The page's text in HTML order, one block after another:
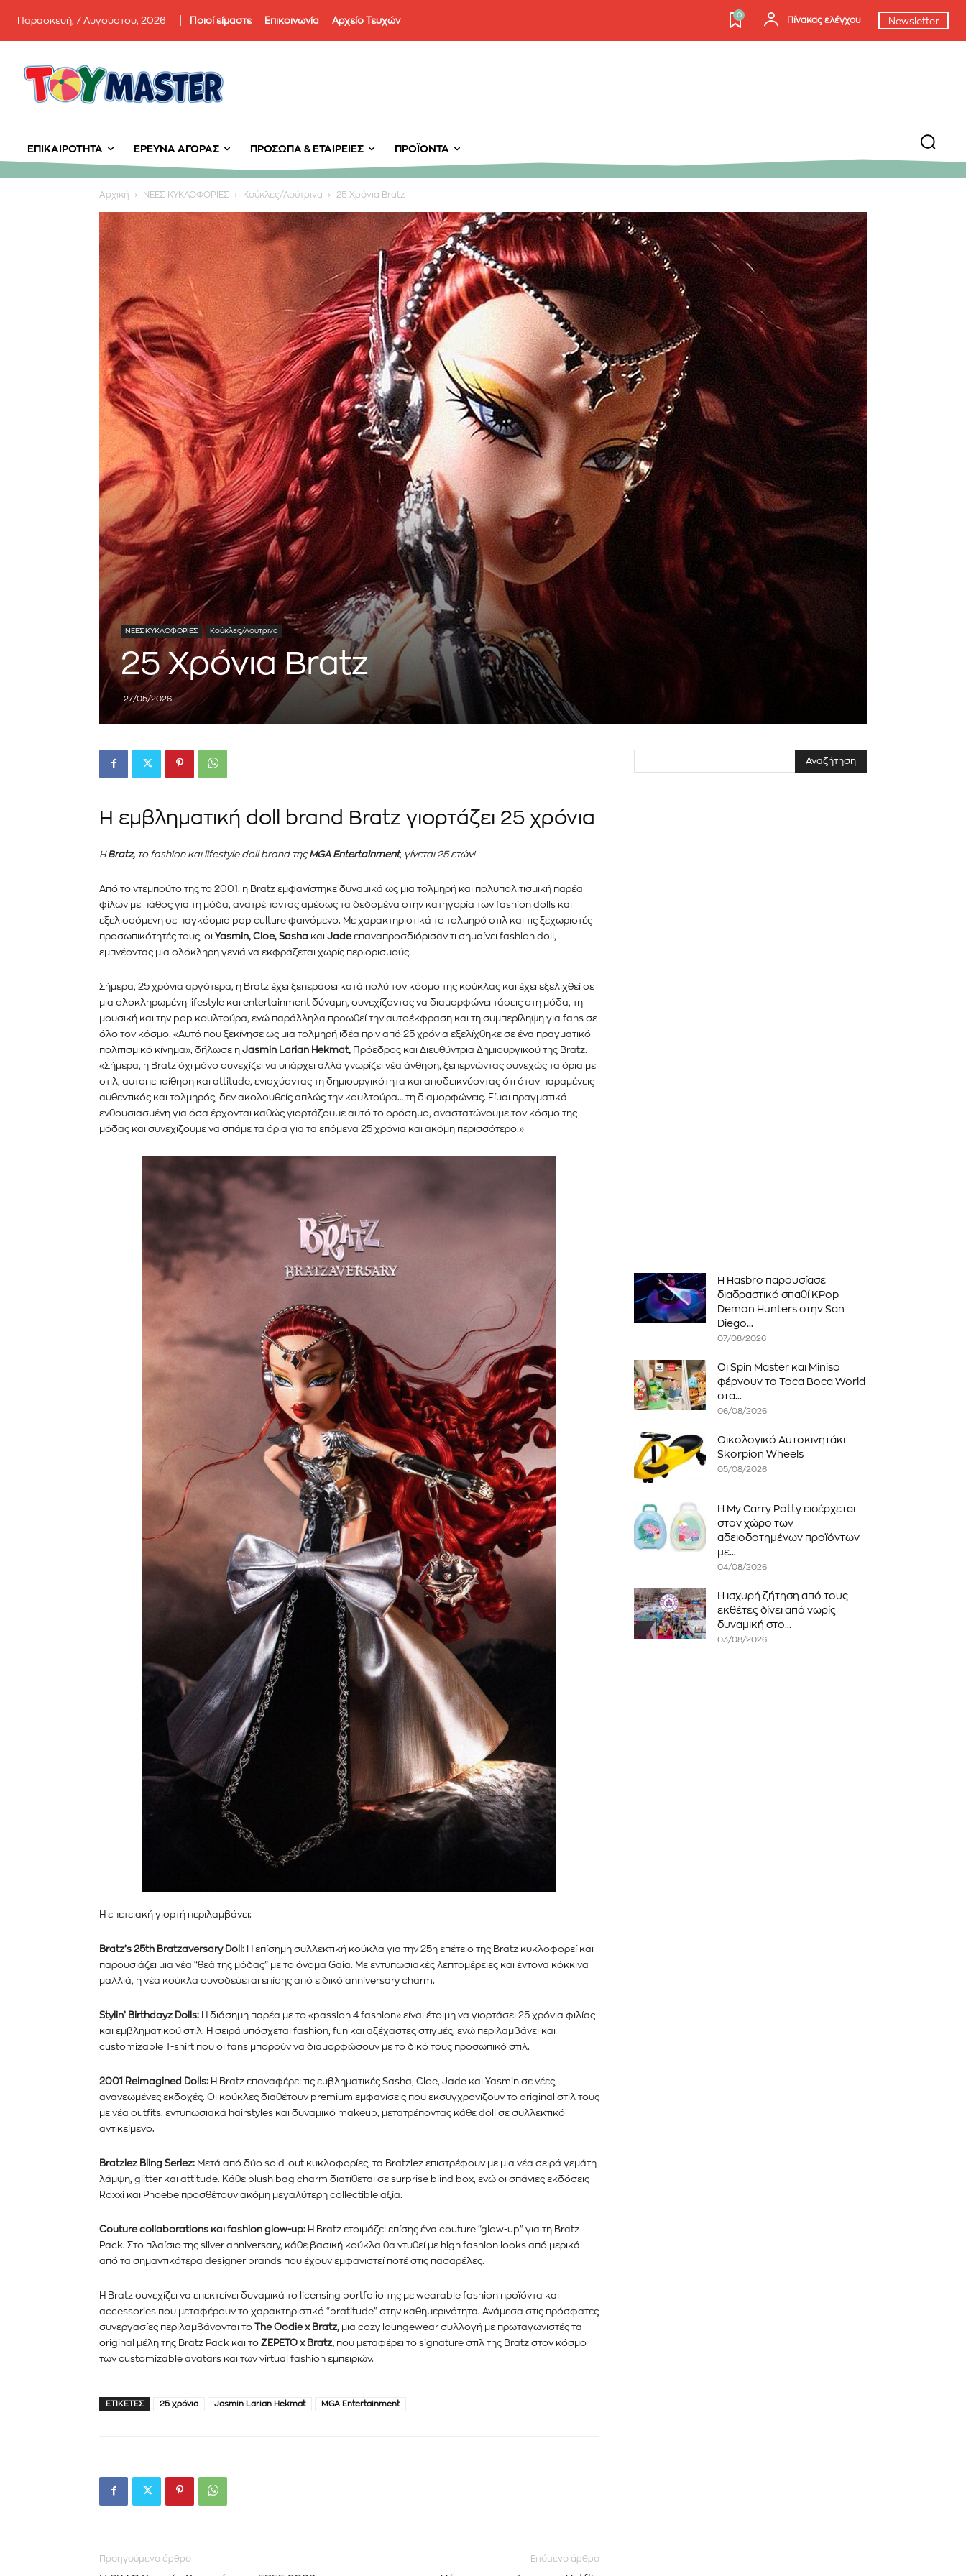
Εγγραφείτε στο Newsletter του
PetshopMarket.gr και ενημερωθείτε
πρώτοι για τα νέα προϊόντα και τις
εξελίξεις της αγοράς.
Για να εγγραφείτε, απλώς εισάγετε τη διεύθυνση email σας στον ιστότοπό μας ή
κάντε κλικ στο κουμπί εγγραφής παρακάτω. Μην ανησυχείτε, σεβόμαστε την
ιδιωτικότητά σας και δεν θα σας στείλουμε ανεπιθύμητα μηνύματα. Οι πληροφορίες
σας είναι ασφαλείς μαζί μας.
Διάβασα και αποδέχομαι την Πολιτική Απορρήτου
Παρασκευή, 7 Αυγούστου, 2026 Ποιοί είμαστε Επικοινωνία Αρχείο Τευχών
0
Πίνακας ελέγχου Newsletter
ΕΠΙΚΑΙΡΌΤΗΤΑ ΈΡΕΥΝΑ ΑΓΟΡΆΣ ΠΡΌΣΩΠΑ & ΕΤΑΙΡΕΊΕΣ ΠΡΟΪΌΝΤΑ
Αρχική ΝΕΕΣ ΚΥΚΛΟΦΟΡΙΕΣ Κούκλες/Λούτρινα 25 Χρόνια Bratz
ΝΕΕΣ ΚΥΚΛΟΦΟΡΙΕΣ Κούκλες/Λούτρινα
25 Χρόνια Bratz
27/05/2026
Η εμβληματική doll brand Bratz γιορτάζει 25 χρόνια
ΗBratz, το fashion και lifestyle doll brand τηςMGA Entertainment, γίνεται 25 ετών!
Από το ντεμπούτο της το 2001, η Bratz εμφανίστηκε δυναμικά ως μια τολμηρή και πολυπολιτισμική παρέα
φίλων με πάθος για τη μόδα, ανατρέποντας αμέσως τα δεδομένα στην κατηγορία των fashion dolls και
εξελισσόμενη σε παγκόσμιο pop culture φαινόμενο. Με χαρακτηριστικά το τολμηρό στιλ και τις ξεχωριστές
προσωπικότητές τους, οι Yasmin, Cloe, Sasha και Jadeεπαναπροσδιόρισαν τι σημαίνει fashion doll,
εμπνέοντας μια ολόκληρη γενιά να εκφράζεται χωρίς περιορισμούς.
Σήμερα, 25 χρόνια αργότερα, η Bratz έχει ξεπεράσει κατά πολύ τον κόσμο της κούκλας και έχει εξελιχθεί σε
μια ολοκληρωμένη lifestyle και entertainment δύναμη, συνεχίζοντας να διαμορφώνει τάσεις στη μόδα, τη
μουσική και την pop κουλτούρα, ενώ παράλληλα προωθεί την αυτοέκφραση και τη συμπερίληψη για fans σε
όλο τον κόσμο. «Αυτό που ξεκίνησε ως μια τολμηρή ιδέα πριν από 25 χρόνια εξελίχθηκε σε ένα πραγματικό
πολιτισμικό κίνημα», δήλωσε η Jasmin Larian Hekmat, Πρόεδρος και Διευθύντρια Δημιουργικού της Bratz.
«Σήμερα, η Bratz όχι μόνο συνεχίζει να υπάρχει αλλά γνωρίζει νέα άνθηση, ξεπερνώντας συνεχώς τα όρια με
στιλ, αυτοπεποίθηση και attitude, ενισχύοντας τη δημιουργικότητα και αποδεικνύοντας ότι όταν παραμένεις
αυθεντικός και τολμηρός, δεν ακολουθείς απλώς την κουλτούρα… τη διαμορφώνεις. Είμαι πραγματικά
ενθουσιασμένη για όσα έρχονται καθώς γιορτάζουμε αυτό το ορόσημο, αναστατώνουμε τον κόσμο της
μόδας και συνεχίζουμε να σπάμε τα όρια για τα επόμενα 25 χρόνια και ακόμη περισσότερο.»
Η επετειακή γιορτή περιλαμβάνει:
Bratz’s 25th Bratzaversary Doll: Η επίσημη συλλεκτική κούκλα για την 25η επέτειο της Bratz κυκλοφορεί και
παρουσιάζει μια νέα “θεά της μόδας” με το όνομα Gaia. Με εντυπωσιακές λεπτομέρειες και έντονα κόκκινα
μαλλιά, η νέα κούκλα συνοδεύεται επίσης από ειδικό anniversary charm.
Stylin’ Birthdayz Dolls: Η διάσημη παρέα με το «passion 4 fashion» είναι έτοιμη να γιορτάσει 25 χρόνια φιλίας
και εμβληματικού στιλ. Η σειρά υπόσχεται fashion, fun και αξέχαστες στιγμές, ενώ περιλαμβάνει και
customizable T-shirt που οι fans μπορούν να διαμορφώσουν με το δικό τους προσωπικό στιλ.
2001 Reimagined Dolls: Η Bratz επαναφέρει τις εμβληματικές Sasha, Cloe, Jade και Yasmin σε νέες,
ανανεωμένες εκδοχές. Οι κούκλες διαθέτουν premium εμφανίσεις που εκσυγχρονίζουν το original στιλ τους
με νέα outfits, εντυπωσιακά hairstyles και δυναμικό makeup, μετατρέποντας κάθε doll σε συλλεκτικό
αντικείμενο.
Bratziez Bling Seriez: Μετά από δύο sold-out κυκλοφορίες, τα Bratziez επιστρέφουν με μια νέα σειρά γεμάτη
λάμψη, glitter και attitude. Κάθε plush bag charm διατίθεται σε surprise blind box, ενώ οι σπάνιες εκδόσεις
Roxxi και Phoebe προσθέτουν ακόμη μεγαλύτερη collectible αξία.
Couture collaborations και fashion glow-up: Η Bratz ετοιμάζει επίσης ένα couture “glow-up” για τη Bratz
Pack. Στο πλαίσιο της silver anniversary, κάθε βασική κούκλα θα ντυθεί με high fashion looks από μερικά
από τα σημαντικότερα designer brands που έχουν εμφανιστεί ποτέ στις πασαρέλες.
Η Bratz συνεχίζει να επεκτείνει δυναμικά το licensing portfolio της με wearable fashion προϊόντα και
accessories που μεταφέρουν το χαρακτηριστικό “bratitude” στην καθημερινότητα. Ανάμεσα στις πρόσφατες
συνεργασίες περιλαμβάνονται το The Oodie x Bratz, μια cozy loungewear συλλογή με πρωταγωνιστές τα
original μέλη της Bratz Pack και το ZEPETO x Bratz, που μεταφέρει το signature στιλ της Bratz στον κόσμο
των customizable avatars και των virtual fashion εμπειριών.
ΕΤΙΚΈΤΕΣ 25 χρόνια Jasmin Larian Hekmat MGA Entertainment
Προηγούμενο άρθρο Επόμενο άρθρο
Η Hasbro παρουσίασε
διαδραστικό σπαθί KPop
Demon Hunters στην San
Diego...
07/08/2026
Οι Spin Master και Miniso
φέρνουν το Toca Boca World
στα...
06/08/2026
Οικολογικό Αυτοκινητάκι
Skorpion Wheels
05/08/2026
Η My Carry Potty εισέρχεται
στον χώρο των
αδειοδοτημένων προϊόντων
με...
04/08/2026
Η ισχυρή ζήτηση από τους
εκθέτες δίνει από νωρίς
δυναμική στο...
03/08/2026